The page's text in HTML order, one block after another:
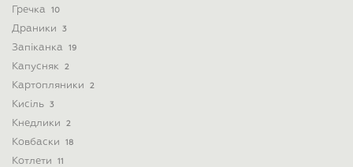
Гречка 10
Драники 3
Запіканка 19
Капусняк 2
Картопляники 2
Кисіль 3
Кнедлики 2
Ковбаски 18
Котлети 11